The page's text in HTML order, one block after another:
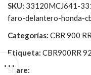
SKU: 33120MCJ641-
faro-delantero-honda-
Categorías: CBR 900
Etiqueta: CBR900RR
Share: